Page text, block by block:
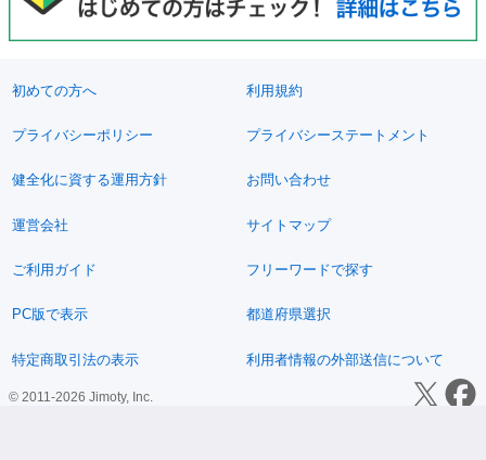
初めての方へ 利用規約
プライバシーポリシー プライバシーステートメント
健全化に資する運用方針 お問い合わせ
運営会社 サイトマップ
ご利用ガイド フリーワードで探す
PC版で表示 都道府県選択
特定商取引法の表示 利用者情報の外部送信について
© 2011-2026 Jimoty, Inc.